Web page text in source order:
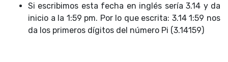
Si escribimos esta fecha en inglés sería 3.14 y da
inicio a la 1:59 pm. Por lo que escrita: 3.14 1:59 nos
da los primeros dígitos del número Pi (3.14159)